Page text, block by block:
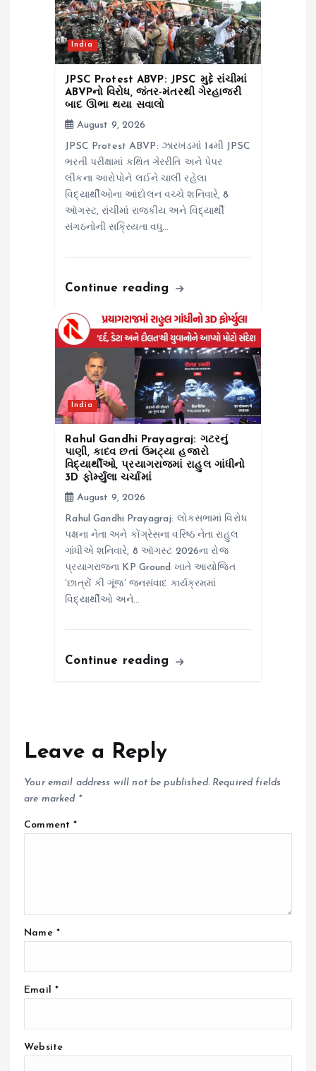
India
JPSC Protest ABVP: JPSC મુદ્દે રાંચીમાં
ABVPનો વિરોધ, જંતર-મંતરથી ગેરહાજરી
બાદ ઊભા થયા સવાલો
August 9, 2026
JPSC Protest ABVP: ઝારખંડમાં 14મી JPSC
ભરતી પરીક્ષામાં કથિત ગેરરીતિ અને પેપર
લીકના આરોપોને લઈને ચાલી રહેલા
વિદ્યાર્થીઓના આંદોલન વચ્ચે શનિવારે, 8
ઑગસ્ટ, રાંચીમાં રાજકીય અને વિદ્યાર્થી
સંગઠનોની સક્રિયતા વધુ…
Continue reading
India
Rahul Gandhi Prayagraj: ગટરનું
પાણી, કાદવ છતાં ઉમટ્યા હજારો
વિદ્યાર્થીઓ, પ્રયાગરાજમાં રાહુલ ગાંધીનો
3D ફોર્મ્યુલા ચર્ચામાં
August 9, 2026
Rahul Gandhi Prayagraj: લોકસભામાં વિરોધ
પક્ષના નેતા અને કોંગ્રેસના વરિષ્ઠ નેતા રાહુલ
ગાંધીએ શનિવારે, 8 ઑગસ્ટ 2026ના રોજ
પ્રયાગરાજના KP Ground ખાતે આયોજિત
‘છાત્રોં કી ગૂંજ’ જનસંવાદ કાર્યક્રમમાં
વિદ્યાર્થીઓ અને…
Continue reading
Leave a Reply
Your email address will not be published. Required fields
are marked *
Comment*
Name *
Email *
Website